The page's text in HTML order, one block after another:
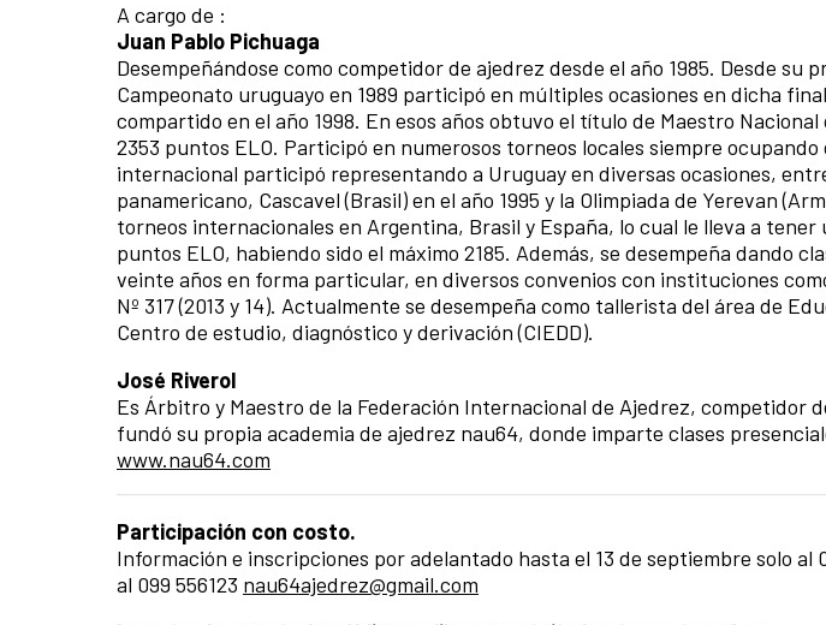
A cargo de :
Juan Pablo Pichuaga
Desempeñándose como competidor de ajedrez desde el año 1985. Desde su
Campeonato uruguayo en 1989 participó en múltiples ocasiones en dicha
compartido en el año 1998. En esos años obtuvo el título de Maestro
2353 puntos ELO. Participó en numerosos torneos locales siempre
internacional participó representando a Uruguay en diversas ocasiones,
panamericano, Cascavel (Brasil) en el año 1995 y la Olimpiada de Yerevan
torneos internacionales en Argentina, Brasil y España, lo cual le lleva a
puntos ELO, habiendo sido el máximo 2185. Además, se desempeña dando
veinte años en forma particular, en diversos convenios con instituciones
Nº 317 (2013 y 14). Actualmente se desempeña como tallerista del área de
Centro de estudio, diagnóstico y derivación (CIEDD).
José Riverol
Es Árbitro y Maestro de la Federación Internacional de Ajedrez, competidor
fundó su propia academia de ajedrez nau64, donde imparte clases
www.nau64.com
Participación con costo.
Información e inscripciones por adelantado hasta el 13 de septiembre solo al
al 099 556123 nau64ajedrez@gmail.com